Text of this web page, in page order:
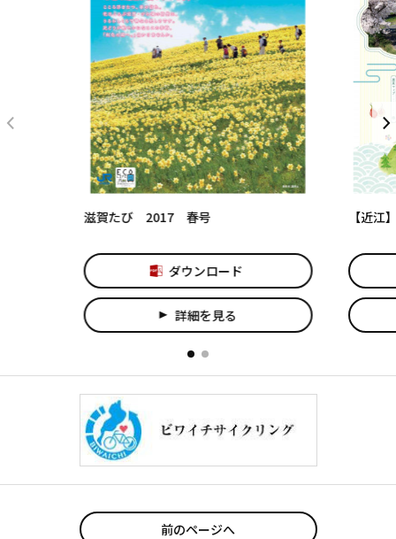
滋賀たび 2017 春号
ダウンロード
play_arrow 詳細を見る
【近江
前のページへ